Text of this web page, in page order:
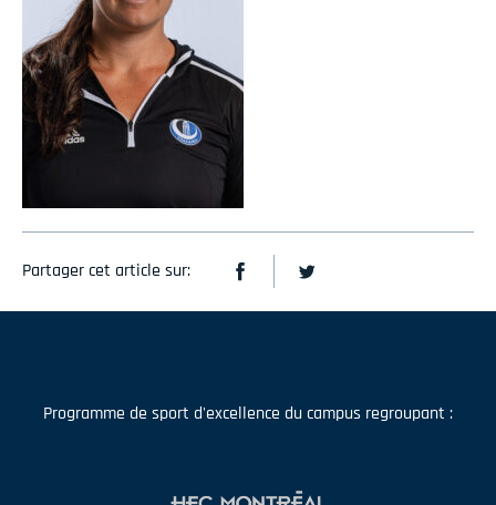
Partager cet article sur:
Programme de sport d'excellence du campus regroupant :